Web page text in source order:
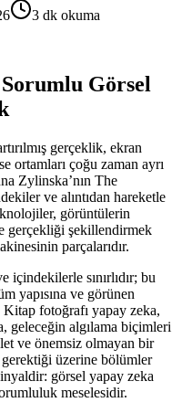
3 dk okuma
Görsel
gerçeklik, ekran
ortamları çoğu zaman ayrı
Zylinska’nın The
ve alıntıdan hareketle
görüntülerin
gerçekliği şekillendirmek
parçalarıdır.
içindekilerle sınırlıdır; bu
yapısına ve görünen
Kitap fotoğrafı yapay zeka,
geleceğin algılama biçimleri
ve önemsiz olmayan bir
gerektiği üzerine bölümler
görsel yapay zeka
meselesidir.